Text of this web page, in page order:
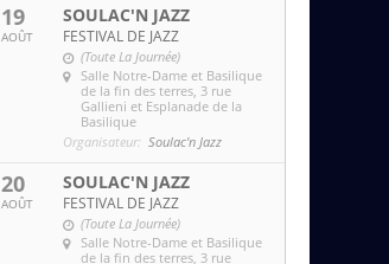
19
AOÛT
SOULAC'N JAZZ
FESTIVAL DE JAZZ
(Toute La Journée)
Salle Notre-Dame et Basilique
de la fin des terres , 3 rue
Gallieni et Esplanade de la
Basilique
Organisateur: Soulac'n Jazz
20
AOÛT
SOULAC'N JAZZ
FESTIVAL DE JAZZ
(Toute La Journée)
Salle Notre-Dame et Basilique
de la fin des terres , 3 rue